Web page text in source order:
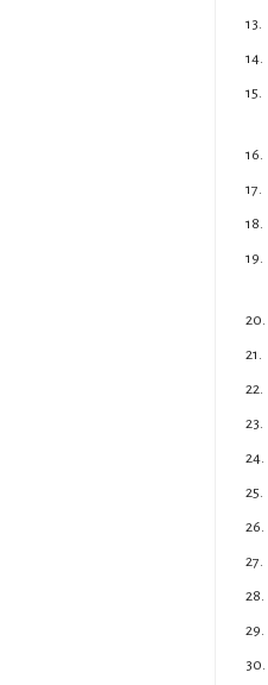
13.
14.
15.
16.
17.
18.
19.
20.
21.
22.
23.
24.
25.
26.
27.
28.
29.
30.